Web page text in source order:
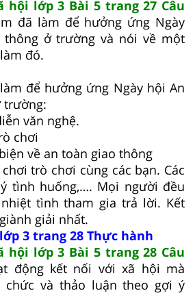
hội lớp 3 Bài 5 trang 27 Câu
đã làm để hưởng ứng Ngày
thông ở trường và nói về một
đó.
để hưởng ứng Ngày hội An
trường:
văn nghệ.
chơi
về an toàn giao thông
trò chơi cùng các bạn. Các
tình huống,…. Mọi người đều
tình tham gia trả lời. Kết
giải nhất.
3 trang 28 Thực hành
hội lớp 3 Bài 5 trang 28 Câu
động kết nối với xã hội mà
và thảo luận theo gợi ý